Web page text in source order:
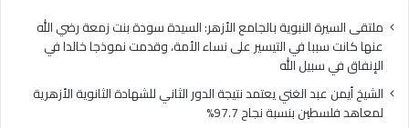
بنسبة
نجاح
97.7%
ملتقى السيرة النبوية بالجامع الأزهر: السيدة سودة بنت زمعة رضي الله
عنها كانت سببا في التيسير على نساء الأمة، وقدمت نموذجا خالدا في
الإنفاق في سبيل الله
الشيخ أيمن عبد الغني يعتمد نتيجة الدور الثاني للشهادة الثانوية الأزهرية
لمعاهد فلسطين بنسبة نجاح 97.7%